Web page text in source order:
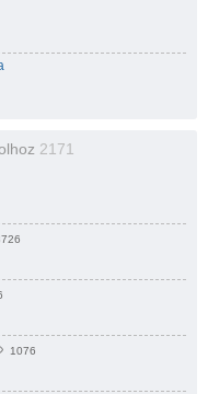
2171
1076